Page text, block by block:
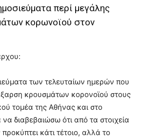
περί μεγάλης
κορωνοϊού στον
των τελευταίων ημερών που
κρουσμάτων κορονοϊού στους
τομέα της Αθήνας και στο
διαβεβαιώσω ότι από τα στοιχεία
κάτι τέτοιο, αλλά το